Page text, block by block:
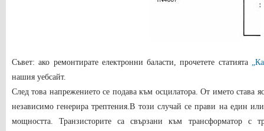
Съвет: ако ремонтирате електронни баласти, прочетете статията
нашия уебсайт.
След това напрежението се подава към осцилатора. От името става
независимо генерира трептения.В този случай се прави на един
мощността. Транзисторите са свързани към трансформатор с